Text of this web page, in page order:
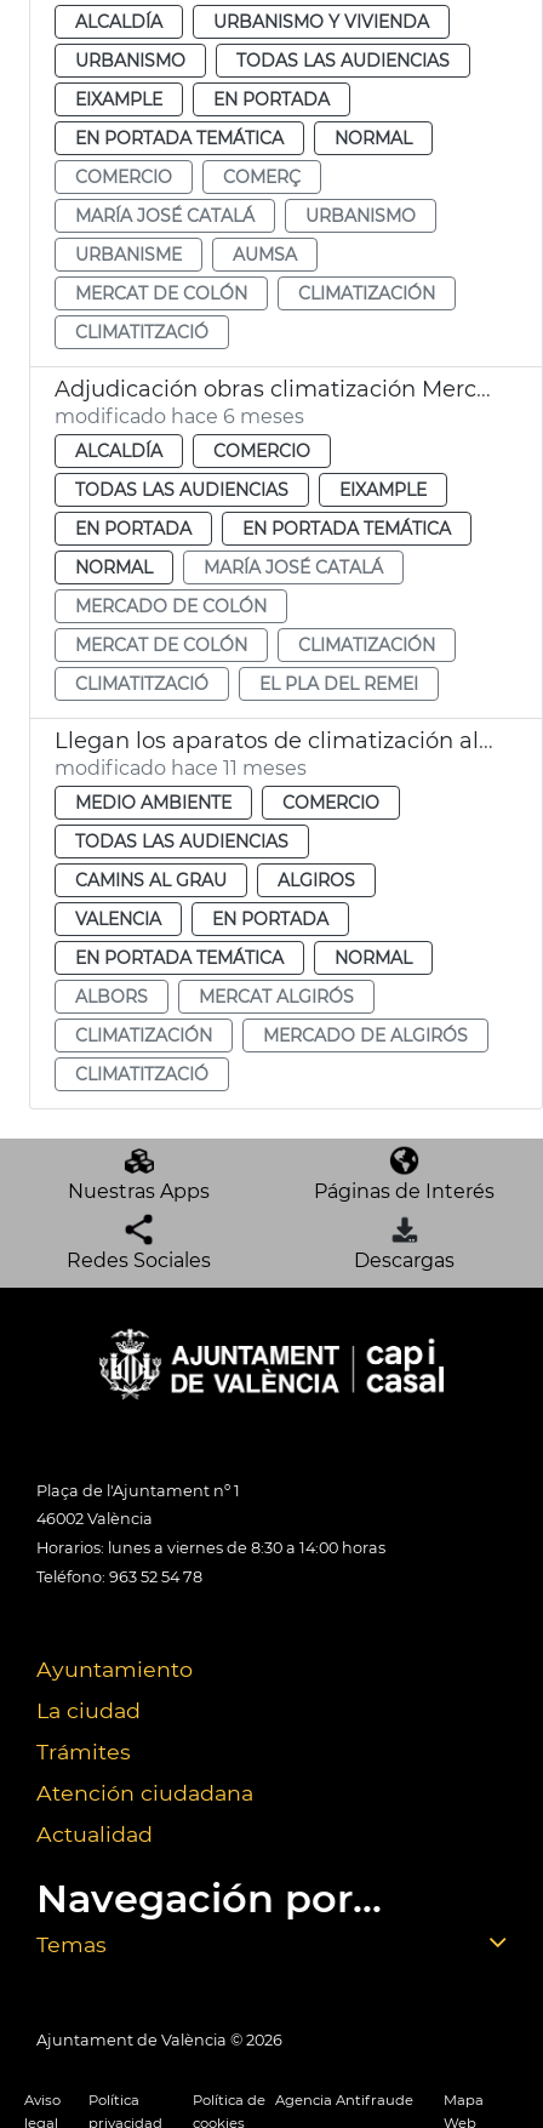
ALCALDÍA
URBANISMO Y VIVIENDA
URBANISMO
TODAS LAS AUDIENCIAS
EIXAMPLE
EN PORTADA
EN PORTADA TEMÁTICA
NORMAL
COMERCIO
COMERÇ
MARÍA JOSÉ CATALÁ
URBANISMO
URBANISME
AUMSA
MERCAT DE COLÓN
CLIMATIZACIÓN
CLIMATITZACIÓ
Adjudicación obras climatización Mercat Colón València
modificado hace 6 meses
ALCALDÍA
COMERCIO
TODAS LAS AUDIENCIAS
EIXAMPLE
EN PORTADA
EN PORTADA TEMÁTICA
NORMAL
MARÍA JOSÉ CATALÁ
MERCADO DE COLÓN
MERCAT DE COLÓN
CLIMATIZACIÓN
CLIMATITZACIÓ
EL PLA DEL REMEI
Llegan los aparatos de climatización al Mercado de Algirós
modificado hace 11 meses
MEDIO AMBIENTE
COMERCIO
TODAS LAS AUDIENCIAS
CAMINS AL GRAU
ALGIROS
VALENCIA
EN PORTADA
EN PORTADA TEMÁTICA
NORMAL
ALBORS
MERCAT ALGIRÓS
CLIMATIZACIÓN
MERCADO DE ALGIRÓS
CLIMATITZACIÓ
Nuestras Apps Páginas de Interés
Redes Sociales Descargas
Plaça de l'Ajuntament nº 1
46002 València
Horarios: lunes a viernes de 8:30 a 14:00 horas
Teléfono: 963 52 54 78
Ayuntamiento
La ciudad
Trámites
Atención ciudadana
Actualidad
Navegación por...
Temas
Ajuntament de València © 2026
Aviso
legal
Política
privacidad
Política de
cookies
Agencia Antifraude
Mapa
Web